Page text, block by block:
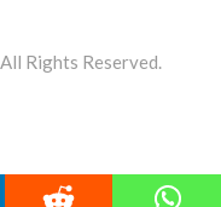
Rights Reserved.